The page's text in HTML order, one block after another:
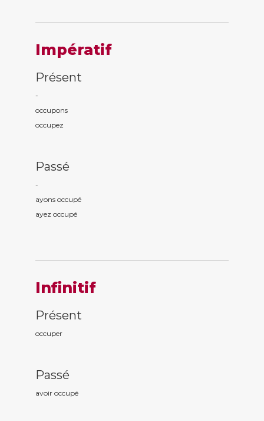
Impératif
Présent
-
occupons
occupez
Passé
-
ayons occupé
ayez occupé
Infinitif
Présent
occuper
Passé
avoir occupé